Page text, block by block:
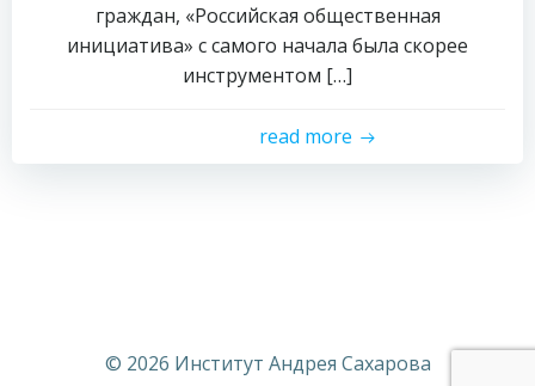
граждан, «Российская общественная
инициатива» с самого начала была скорее
инструментом […]
read more
© 2026 Институт Андрея Сахарова